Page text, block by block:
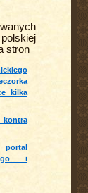
stron
kilka
i